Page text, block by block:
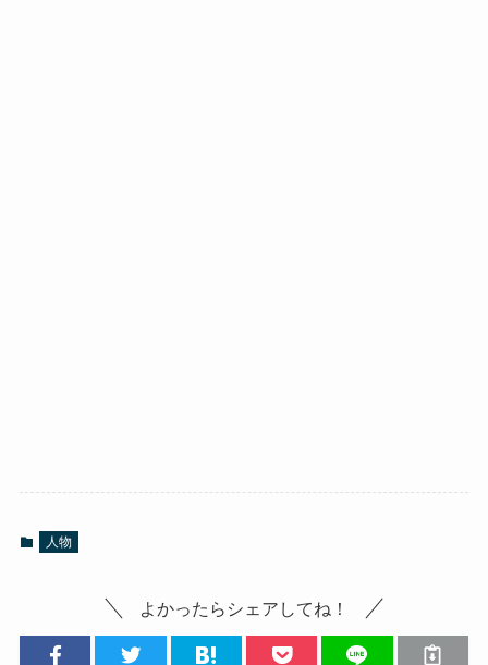
人物
よかったらシェアしてね！